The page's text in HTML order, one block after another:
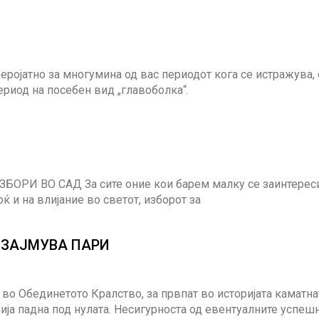
за многумина од вас периодот кога се истражува,
на посебен вид „главоболка“.
ВО САД За сите оние кои барем малку се
и на влијание во светот, изборот за
ПАРИ
Обединетото Кралство, за првпат во историјата
падна под нулата. Несигурноста од евентуалните